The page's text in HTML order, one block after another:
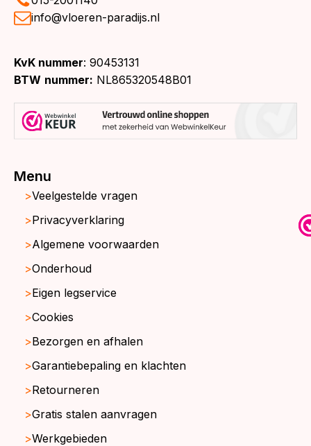
info@vloeren-paradijs.nl
KvK nummer: 90453131
BTW nummer: NL865320548B01
Menu
Veelgestelde vragen
Privacyverklaring
Algemene voorwaarden
Onderhoud
Eigen legservice
Cookies
Bezorgen en afhalen
Garantiebepaling en klachten
Retourneren
Gratis stalen aanvragen
Werkgebieden